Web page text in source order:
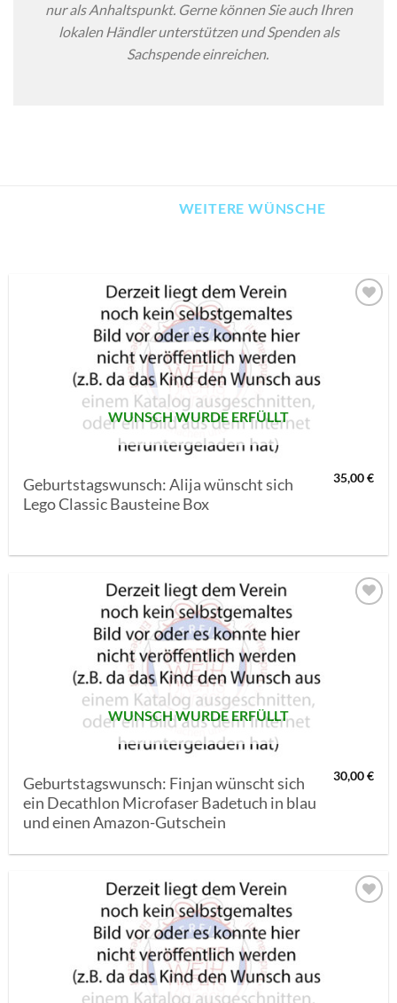
nur als Anhaltspunkt. Gerne können Sie auch Ihren
lokalen Händler unterstützen und Spenden als
Sachspende einreichen.
WEITERE WÜNSCHE
WUNSCH WURDE ERFÜLLT
Geburtstagswunsch: Alija wünscht sich
Lego Classic Bausteine Box
35,00€
WUNSCH WURDE ERFÜLLT
Geburtstagswunsch: Finjan wünscht sich
ein Decathlon Microfaser Badetuch in blau
und einen Amazon-Gutschein
30,00€